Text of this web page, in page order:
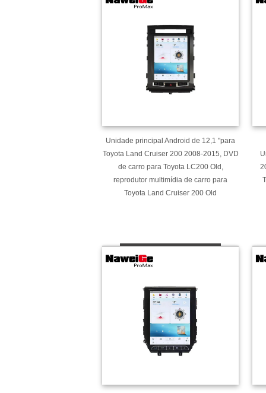
Unidade principal Android de 12,1 "para
Toyota Land Cruiser 200 2008-2015, DVD
de carro para Toyota LC200 Old,
reprodutor multimídia de carro para
Toyota Land Cruiser 200 Old